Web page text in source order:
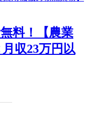
料！【農業
収23万円以